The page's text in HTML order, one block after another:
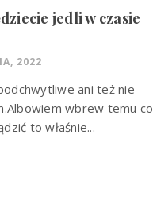
jedli w czasie
2022
ani też nie
wbrew temu co
to właśnie...